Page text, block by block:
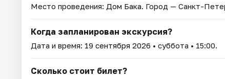
Место проведения: Дом Бака. Город — Санкт-
Когда запланирован экскурсия?
Дата и время: 19 сентября 2026 • суббота • 15:00.
Сколько стоит билет?